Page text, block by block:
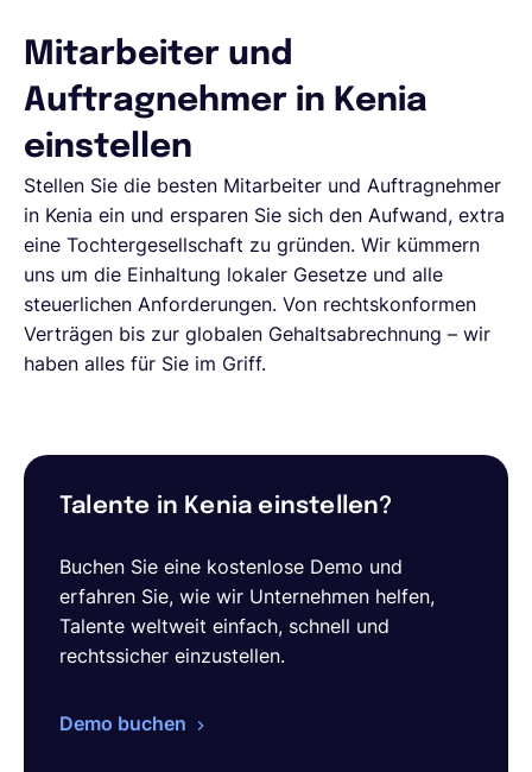
Mitarbeiter und
Auftragnehmer in Kenia
einstellen
Stellen Sie die besten Mitarbeiter und Auftragnehmer
in Kenia ein und ersparen Sie sich den Aufwand, extra
eine Tochtergesellschaft zu gründen. Wir kümmern
uns um die Einhaltung lokaler Gesetze und alle
steuerlichen Anforderungen. Von rechtskonformen
Verträgen bis zur globalen Gehaltsabrechnung – wir
haben alles für Sie im Griff.
Talente in Kenia einstellen?
Buchen Sie eine kostenlose Demo und
erfahren Sie, wie wir Unternehmen helfen,
Talente weltweit einfach, schnell und
rechtssicher einzustellen.
Demo buchen